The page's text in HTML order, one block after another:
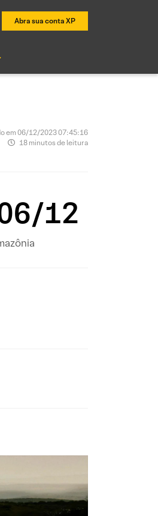
Abra sua conta XP
em 06/12/2023 07:45:16
18 minutos de leitura
12